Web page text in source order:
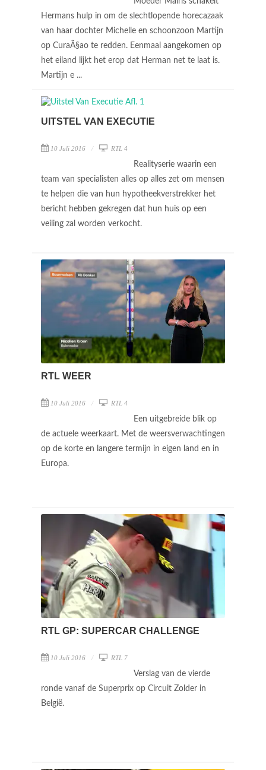
Hermans hulp in om de slechtlopende horecazaak
van haar dochter Michelle en schoonzoon Martijn
op CuraÃ§ao te redden. Eenmaal aangekomen op
het eiland lijkt het erop dat Herman net te laat is.
Martijn e ...
UITSTEL VAN EXECUTIE
10 Juli 2016 RTL 4
Realityserie waarin een
team van specialisten alles op alles zet om mensen
te helpen die van hun hypotheekverstrekker het
bericht hebben gekregen dat hun huis op een
veiling zal worden verkocht.
RTL WEER
10 Juli 2016 RTL 4
Een uitgebreide blik op
de actuele weerkaart. Met de weersverwachtingen
op de korte en langere termijn in eigen land en in
Europa.
RTL GP: SUPERCAR CHALLENGE
10 Juli 2016 RTL 7
Verslag van de vierde
ronde vanaf de Superprix op Circuit Zolder in
België.